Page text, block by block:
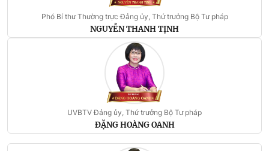
Phó Bí thư Thường trực Đảng ủy, Thứ trưởng Bộ Tư pháp
NGUYỄN THANH TỊNH
UVBTV Đảng ủy, Thứ trưởng Bộ Tư pháp
ĐẶNG HOÀNG OANH